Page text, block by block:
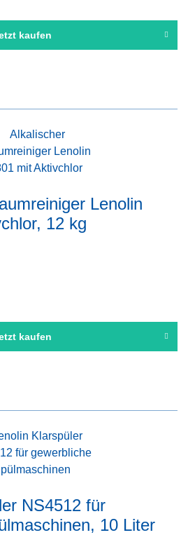
kaufen
Lenolin
12 kg
kaufen
NS4512 für
10 Liter